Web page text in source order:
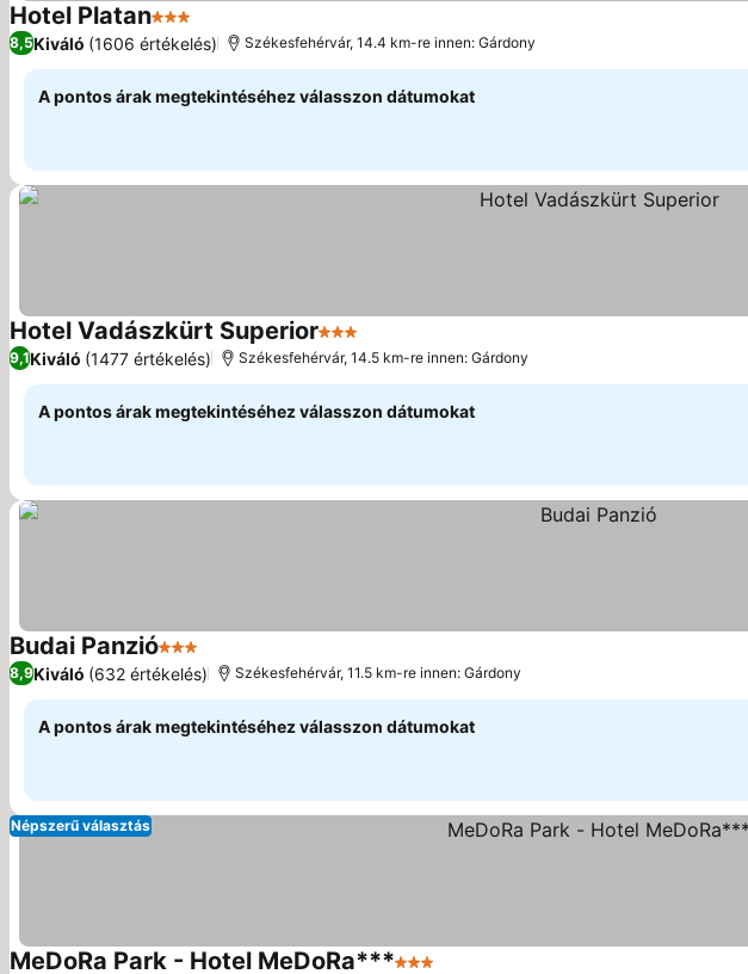
Hotel Platan3 Kategória
8,5Kiváló (1606 értékelés) Székesfehérvár, 14.4 km-re innen: Gárdony
A pontos árak megtekintéséhez válasszon dátumokat
Hotel Vadászkürt Superior3 Kategória
9,1Kiváló (1477 értékelés) Székesfehérvár, 14.5 km-re innen: Gárdony
A pontos árak megtekintéséhez válasszon dátumokat
Budai Panzió3 Kategória
8,9Kiváló (632 értékelés) Székesfehérvár, 11.5 km-re innen: Gárdony
A pontos árak megtekintéséhez válasszon dátumokat
Népszerű választás
MeDoRa Park - Hotel MeDoRa***